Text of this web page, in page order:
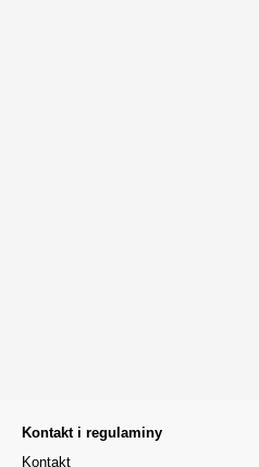
Kontakt i regulaminy
Kontakt